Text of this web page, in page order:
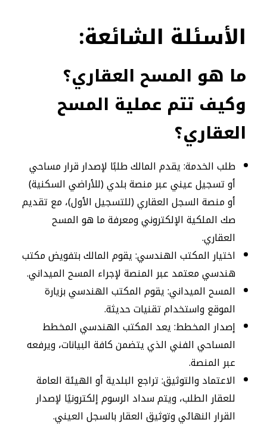
الأسئلة الشائعة:
ما هو المسح العقاري؟
وكيف تتم عملية المسح
العقاري؟
طلب الخدمة: يقدم المالك طلبًا لإصدار قرار مساحي
أو تسجيل عيني عبر منصة بلدي (للأراضي السكنية)
أو منصة السجل العقاري (للتسجيل الأول)، مع تقديم
صك الملكية الإلكتروني ومعرفة ما هو المسح
العقاري.
اختيار المكتب الهندسي: يقوم المالك بتفويض مكتب
هندسي معتمد عبر المنصة لإجراء المسح الميداني.
المسح الميداني: يقوم المكتب الهندسي بزيارة
الموقع واستخدام تقنيات حديثة.
إصدار المخطط: يعد المكتب الهندسي المخطط
المساحي الفني الذي يتضمن كافة البيانات، ويرفعه
عبر المنصة.
الاعتماد والتوثيق: تراجع البلدية أو الهيئة العامة
للعقار الطلب، ويتم سداد الرسوم إلكترونيًا لإصدار
القرار النهائي وتوثيق العقار بالسجل العيني.